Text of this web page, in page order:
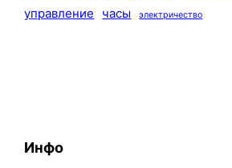
управление часы электричество
Инфо